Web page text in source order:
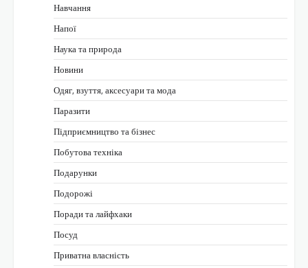
Навчання
Напої
Наука та природа
Новини
Одяг, взуття, аксесуари та мода
Паразити
Підприємництво та бізнес
Побутова техніка
Подарунки
Подорожі
Поради та лайфхаки
Посуд
Приватна власність